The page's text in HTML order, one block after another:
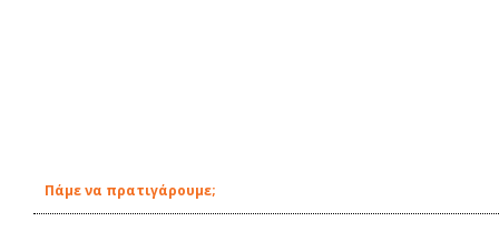
Πάμε να πρατιγάρουμε;